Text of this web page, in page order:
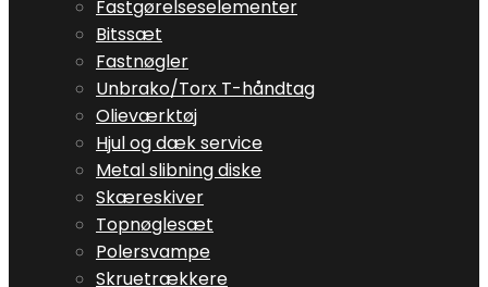
Fastgørelseselementer
Bitssæt
Fastnøgler
Unbrako/Torx T-håndtag
Olieværktøj
Hjul og dæk service
Metal slibning diske
Skæreskiver
Topnøglesæt
Polersvampe
Skruetrækkere